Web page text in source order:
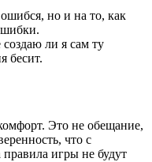
но и на то, как
ли я сам ту
бесит.
Это не обещание,
что с
правила игры не будут